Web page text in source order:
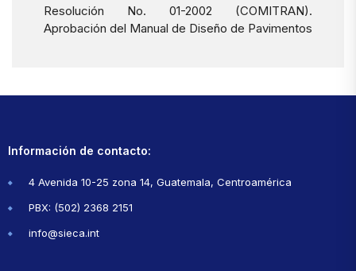
Resolución No. 01-2002 (COMITRAN).
Aprobación del Manual de Diseño de Pavimentos
Información de contacto:
4 Avenida 10-25 zona 14, Guatemala, Centroamérica
PBX: (502) 2368 2151
info@sieca.int